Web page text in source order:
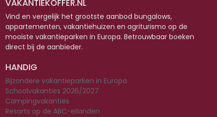
VAKANTIEKOFFER.NL
Vind en vergelijk het grootste aanbod bungalows,
appartementen, vakantiehuizen en agriturismo op de
mooiste vakantieparken in Europa. Betrouwbaar boeken
direct bij de aanbieder.
HANDIG
Bijzondere vakantieparken in Europa
Schoolvakanties 2026/2027
Campingvakanties
Resorts op de ABC-eilanden